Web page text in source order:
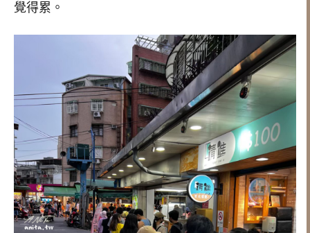
覺得累。